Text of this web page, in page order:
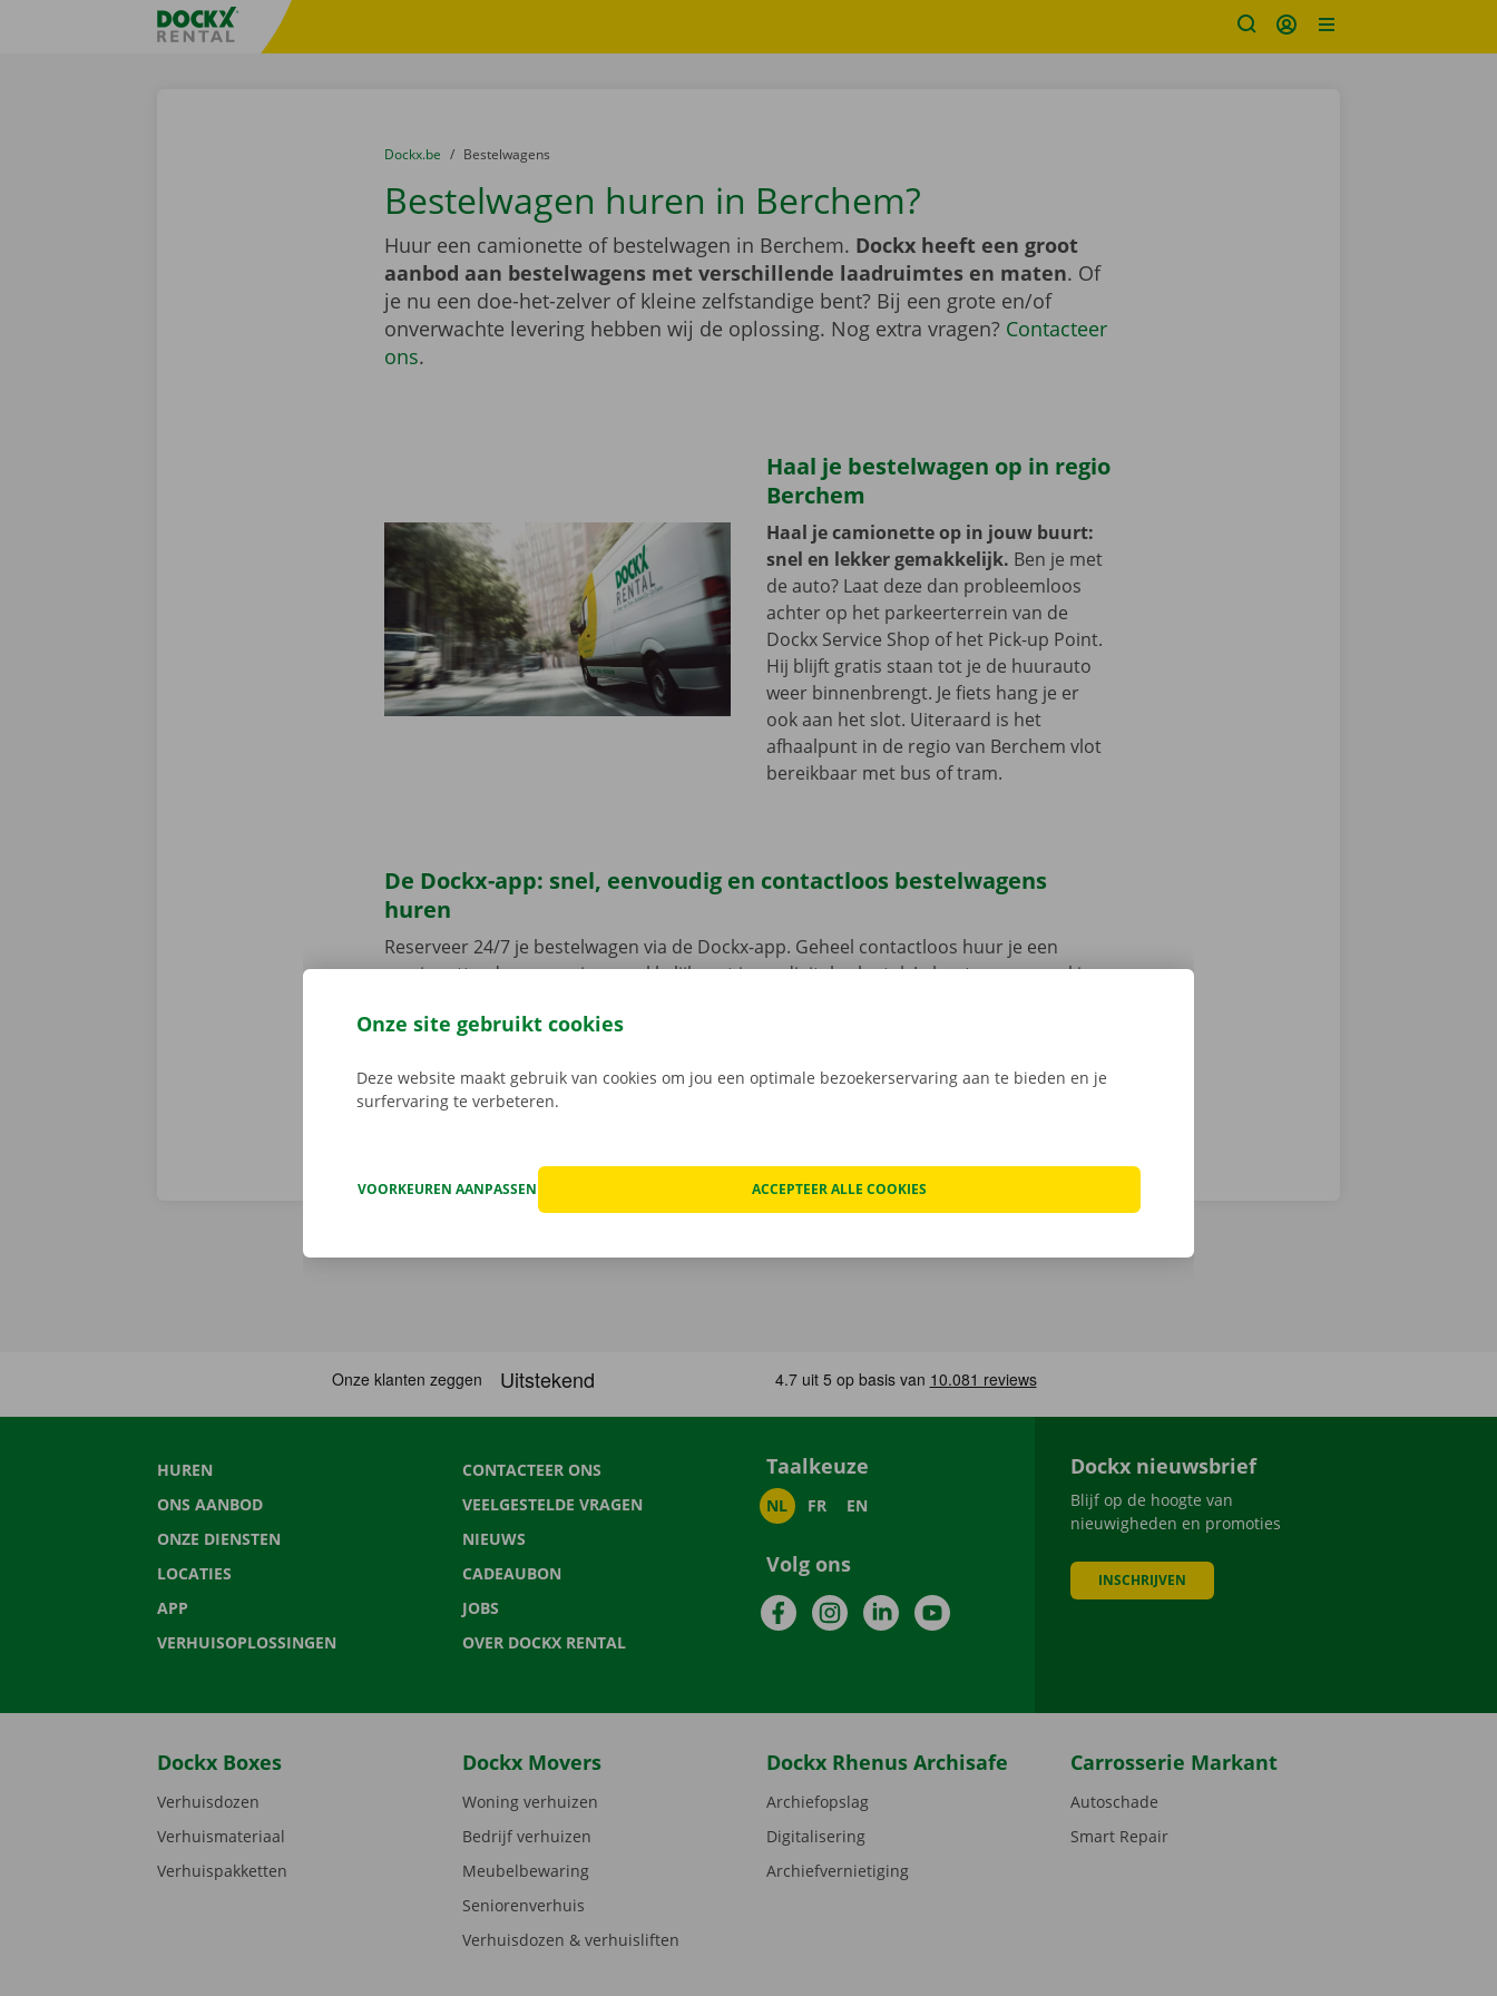
Taalselectie overslaanFratello DEMO
U bevindt zich hier:
van
Dockx.be naar
Bestelwagens
Bestelwagen huren in Berchem?
Huur een camionette of bestelwagen in Berchem. Dockx heeft een groot
aanbod aan bestelwagens met verschillende laadruimtes en maten. Of
je nu een doe-het-zelver of kleine zelfstandige bent? Bij een grote en/of
onverwachte levering hebben wij de oplossing. Nog extra vragen? Contacteer
ons.
Haal je bestelwagen op in regio
Berchem
Haal je camionette op in jouw buurt:
snel en lekker gemakkelijk. Ben je met
de auto? Laat deze dan probleemloos
achter op het parkeerterrein van de
Dockx Service Shop of het Pick-up Point.
Hij blijft gratis staan tot je de huurauto
weer binnenbrengt. Je fiets hang je er
ook aan het slot. Uiteraard is het
afhaalpunt in de regio van Berchem vlot
bereikbaar met bus of tram.
De Dockx-app: snel, eenvoudig en contactloos bestelwagens
huren
Reserveer 24/7 je bestelwagen via de Dockx-app. Geheel contactloos huur je een
camionette, deze open je gemakkelijk met jouw digitale sleutel. Je bent zo op weg: kies
vertrekken. Download de gratis app nu voor
HUREN
ONS AANBOD
ONZE DIENSTEN
LOCATIES
APP
VERHUISOPLOSSINGEN
CONTACTEER ONS
VEELGESTELDE VRAGEN
NIEUWS
CADEAUBON
JOBS
OVER DOCKX RENTAL
Taalkeuze
NL FR EN
Volg ons
FacebookInstagramLinkedInYouTube
Dockx nieuwsbrief
Blijf op de hoogte van
nieuwigheden en promoties
INSCHRIJVEN
Dockx Boxes
Verhuisdozen
Verhuismateriaal
Verhuispakketten
Dockx Movers
Woning verhuizen
Bedrijf verhuizen
Meubelbewaring
Seniorenverhuis
Verhuisdozen & verhuisliften
Dockx Rhenus Archisafe
Archiefopslag
Digitalisering
Archiefvernietiging
Carrosserie Markant
Autoschade
Smart Repair
Onze site gebruikt cookies
Deze website maakt gebruik van cookies om jou een optimale bezoekerservaring aan te bieden en je
surfervaring te verbeteren.
VOORKEUREN AANPASSEN ACCEPTEER ALLE COOKIES